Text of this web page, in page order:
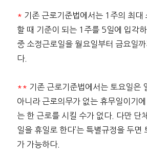
* 기존 근로기준법에서는 1주의 최대
할 때 기준이 되는 1주를 5일에 입각
중 소정근로일을 월요일부터 금요일
다.
** 기존 근로기준법에서는 토요일은
아니라 근로의무가 없는 휴무일이기
는 한 근로를 시킬 수가 없다. 다만 단
일을 휴일로 한다’는 특별규정을 두면
가 가능하다.